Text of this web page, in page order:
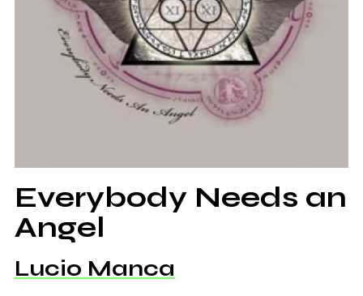
Everybody Needs an
Angel
Lucio Manca